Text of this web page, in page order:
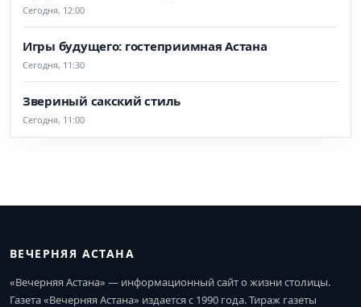
Сегодня, 12:00
Игры будущего: гостеприимная Астана
Сегодня, 11:30
Звериный сакский стиль
Сегодня, 11:00
ВЕЧЕРНЯЯ АСТАНА
«Вечерняя Астана» — информационный сайт о жизни столицы.
Газета «Вечерняя Астана» издается с 1990 года. Тираж газеты